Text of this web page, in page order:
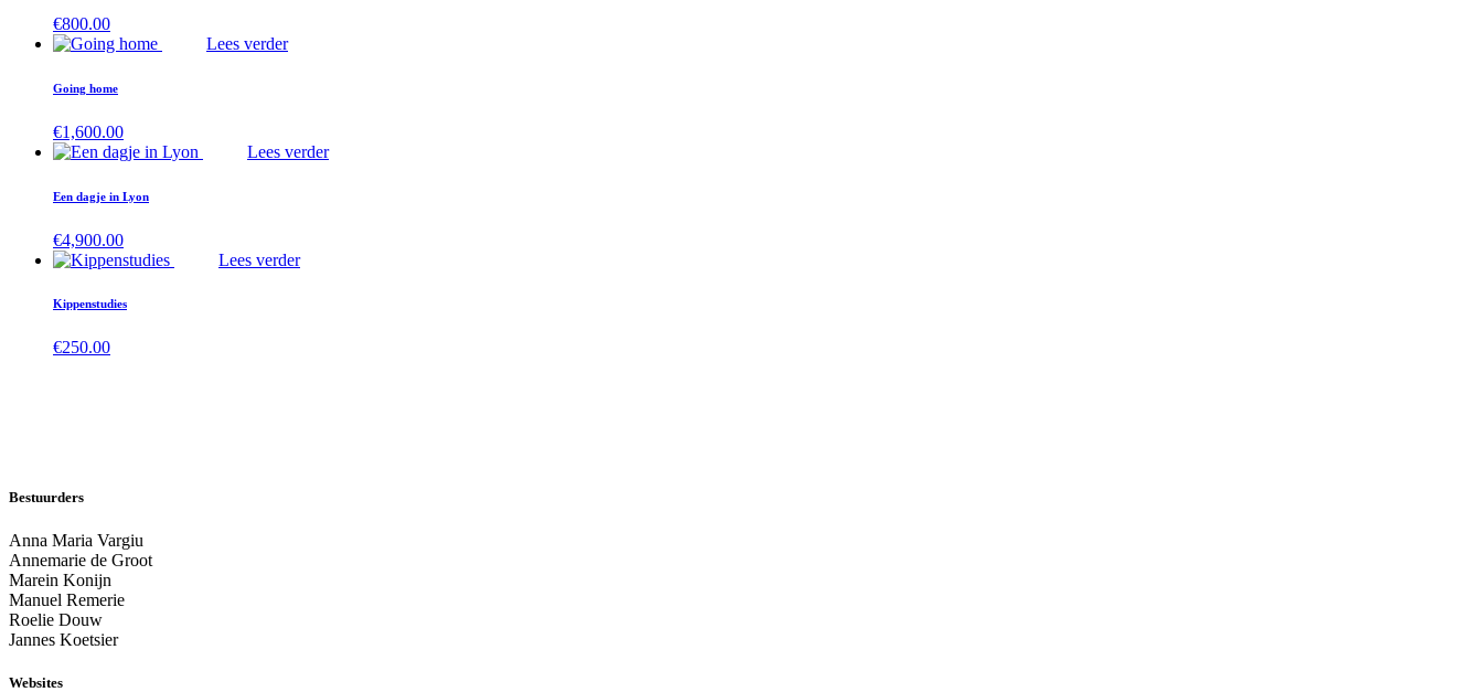
€800.00
Lees verder
Going home
€1,600.00
Lees verder
Een dagje in Lyon
€4,900.00
Lees verder
Kippenstudies
€250.00
Bestuurders
Anna Maria Vargiu
Annemarie de Groot
Marein Konijn
Manuel Remerie
Roelie Douw
Jannes Koetsier
Websites